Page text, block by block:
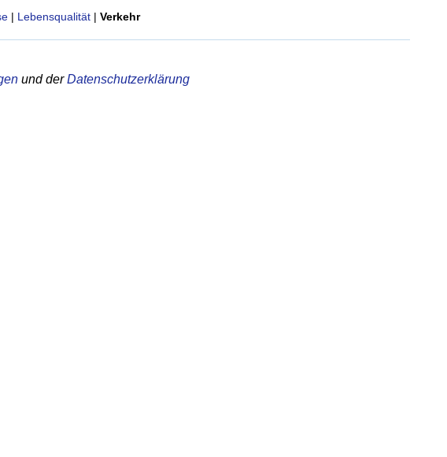
| Lebensqualität | Verkehr
und derDatenschutzerklärung